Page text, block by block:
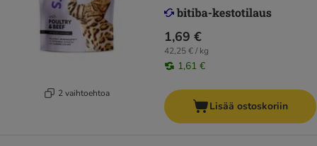
2 vaihtoehtoa
1,69 €
42,25 € / kg
1,61 €
Lisää ostoskoriin